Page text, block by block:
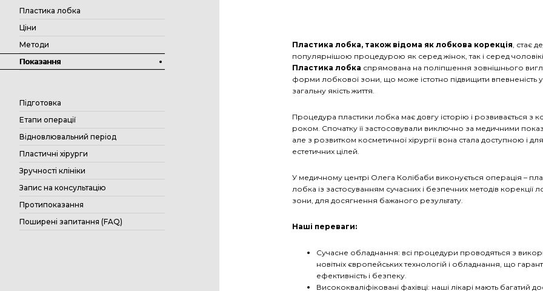
Пластика лобка
Ціни
Методи
Показання
Підготовка
Етапи операції
Відновлювальний період
Пластичні хірурги
Зручності клініки
Запис на консультацію
Протипоказання
Поширені запитання (FAQ)
Пластика лобка, також відома як лобкова корекція, стає
популярнішою процедурою як серед жінок, так і серед
Пластика лобка спрямована на поліпшення зовнішнього
форми лобкової зони, що може істотно підвищити впевненість у
загальну якість життя.
Процедура пластики лобка має довгу історію і розвивається з
роком. Спочатку її застосовували виключно за медичними
але з розвитком косметичної хірургії вона стала доступною і для
естетичних цілей.
У медичному центрі Олега Колібаби виконується операція –
лобка із застосуванням сучасних і безпечних методів корекції
зони, для досягнення бажаного результату.
Наші переваги:
Сучасне обладнання: всі процедури проводяться з
новітніх європейських технологій і обладнання, що
ефективність і безпеку.
Висококваліфіковані фахівці: наші лікарі мають багатий